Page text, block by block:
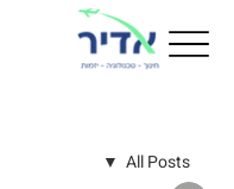
All Posts